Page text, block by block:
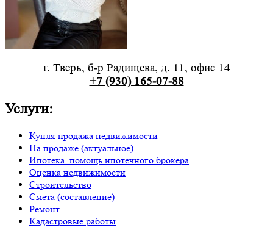
г. Тверь, б-р Радищева, д. 11, офис 14
+7 (930) 165-07-88
Услуги:
Купля-продажа недвижимости
На продаже (актуальное)
Ипотека. помощь ипотечного брокера
Оценка недвижимости
Строительство
Смета (составление)
Ремонт
Кадастровые работы